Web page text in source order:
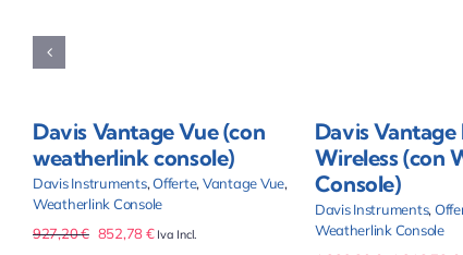
Davis Vantage Vue (con
weatherlink console)
Davis Instruments,Offerte,Vantage Vue,
Weatherlink Console
927,20€ Il
852,78€IlIva Incl.
Davis Vantage
Wireless (con
Console)
Davis Instruments,
Weatherlink Console